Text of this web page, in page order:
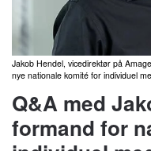
Jakob Hendel, vicedirektør på
nye nationale komité for individuel
Q&A med
formand for